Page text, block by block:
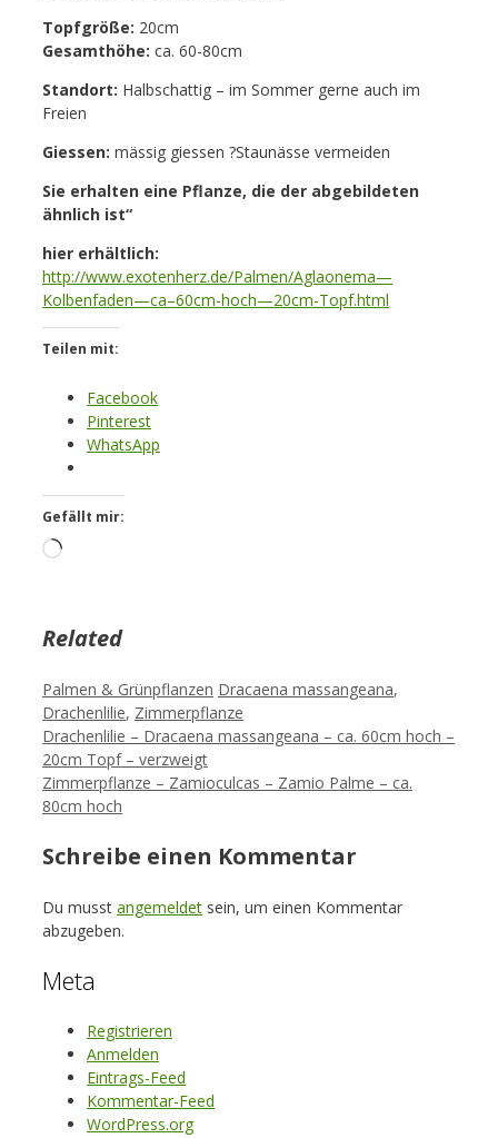
Topfgröße: 20cm
Gesamthöhe: ca. 60-80cm
Standort: Halbschattig – im Sommer gerne auch im
Freien
Giessen: mässig giessen ?Staunässe vermeiden
Sie erhalten eine Pflanze, die der abgebildeten
ähnlich ist“
hier erhältlich:
http://www.exotenherz.de/Palmen/Aglaonema—
Kolbenfaden—ca–60cm-hoch—20cm-Topf.html
Teilen mit:
Facebook
Pinterest
WhatsApp
Gefällt mir:
Loading…
Related
Kategorien
Palmen & Grünpflanzen Schlagwörter
Dracaena massangeana,
Drachenlilie, Zimmerpflanze
Drachenlilie – Dracaena massangeana – ca. 60cm hoch –
20cm Topf – verzweigt
Zimmerpflanze – Zamioculcas – Zamio Palme – ca.
80cm hoch
Schreibe einen Kommentar
Du musst angemeldet sein, um einen Kommentar
abzugeben.
Meta
Registrieren
Anmelden
Eintrags-Feed
Kommentar-Feed
WordPress.org